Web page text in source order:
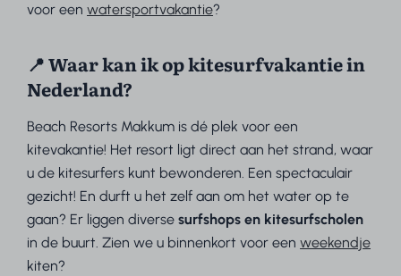
voor eenwatersportvakantie?
📍 Waar kan ik op kitesurfvakantie in
Nederland?
Beach Resorts Makkum is dé plek voor een
kitevakantie! Het resort ligt direct aan het strand, waar
u de kitesurfers kunt bewonderen. Een spectaculair
gezicht! En durft u het zelf aan om het water op te
gaan? Er liggen diversesurfshops en kitesurfscholen
in de buurt. Zien we u binnenkort voor eenweekendje
kiten?